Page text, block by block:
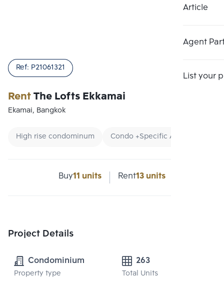
Article
Agent
List your
RentThe Lofts Ekkamai
Ref: P21061321
Ekamai, Bangkok
High rise condominum Condo +Specific Area
Buy11 units Rent13 units
Project Details
Condominium
Property type
263
Total Units
Number 3